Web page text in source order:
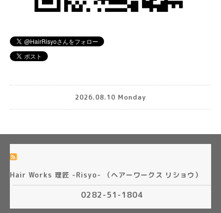
2026.08.10 Monday
Hair Works 理匠 -Risyo- （ヘアーワークス リショウ）
0282-51-1804